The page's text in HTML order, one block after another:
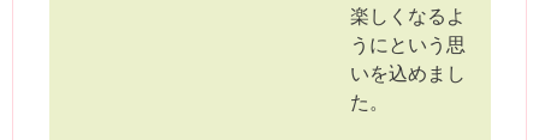
楽しくなるよ
うにという思
いを込めまし
た。